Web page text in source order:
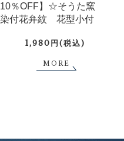
10％OFF】☆そうた窯
染付花弁紋 花型小付
1,980円(税込)
MORE